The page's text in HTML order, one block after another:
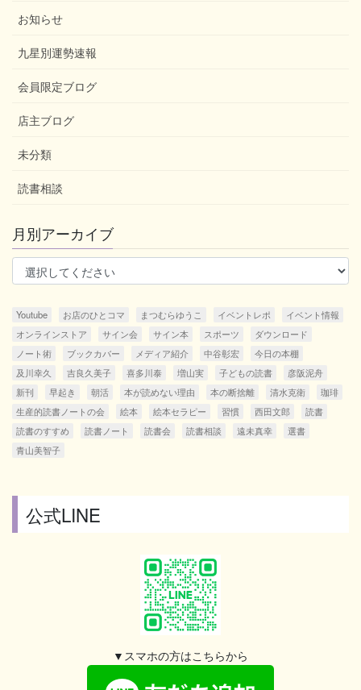
お知らせ
九星別運勢速報
会員限定ブログ
店主ブログ
未分類
読書相談
月別アーカイブ
Youtube お店のひとコマ まつむらゆうこ イベントレポ
イベント情報
オンラインストア
サイン会 サイン本 スポーツ
ダウンロード
ノート術
ブックカバー メディア紹介 中谷彰宏
今日の本棚
及川幸久
吉良久美子 喜多川泰 増山実 子どもの読書
彦阪泥舟
新刊
早起き 朝活 本が読めない理由 本の断捨離 清水克衛
珈琲
生産的読書ノートの会
絵本 絵本セラピー 習慣 西田文郎
読書
読書のすすめ
読書ノート 読書会 読書相談 遠未真幸
選書
青山美智子
公式LINE
▼スマホの方はこちらから